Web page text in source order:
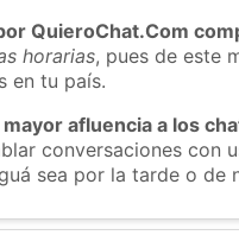
QuieroChat.Com
horarias, pues de este
en tu país.
mayor afluencia a los
conversaciones con
sea por la tarde o de